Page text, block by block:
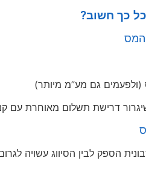
כל כך חשוב?
המס
גם מע”מ מיותר)
דרישת תשלום מאוחרת עם
הספק לבין הסיווג עשויה